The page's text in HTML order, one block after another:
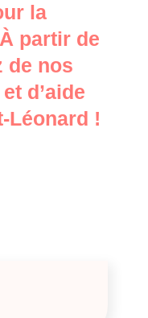
la
partir de
de nos
d’aide
Léonard !